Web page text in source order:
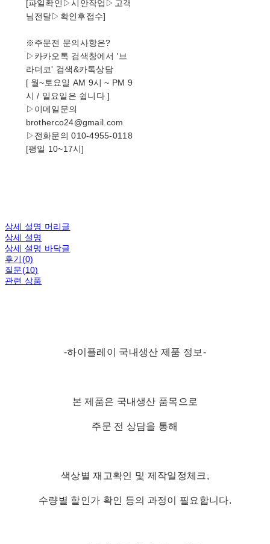
[파일확인▷시안작업▷고객
님전달▷확인후접수]
※주문전 문의사항은?
▷카카오톡 검색창에서 '브
라더코' 검색&카톡상담
[ 월~토요일 AM 9시 ~ PM 9
시 / 일요일은 쉽니다 ]
▷이메일문의
brotherco24@gmail.com
▷전화문의 010-4955-0118
[평일 10~17시]
상세 설명 머리글
상세 설명
상세 설명 바닥글
후기(0)
질문(10)
관련 상품
-하이플레이 국내생산 제품 정보-
본 제품은 국내생산 품목으로
주문 전 상담을 통해
색상별 재고확인 및 제작일정체크,
수량별 할인가 확인 등의 과정이 필요합니다.